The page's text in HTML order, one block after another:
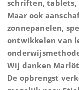
schriften, tablets,
Maar ook
zonnepanelen,
ontwikkelen van
Wij danken
De opbrengst